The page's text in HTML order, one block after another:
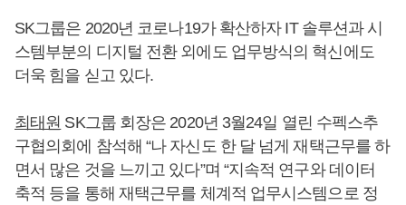
SK그룹은 2020년 코로나19가 확산하자 IT 솔루션과 시
스템부분의 디지털 전환 외에도 업무방식의 혁신에도
더욱 힘을 싣고 있다.
최태원 SK그룹 회장은 2020년 3월24일 열린 수펙스추
구협의회에 참석해 “나 자신도 한 달 넘게 재택근무를 하
면서 많은 것을 느끼고 있다”며 “지속적 연구와 데이터
축적 등을 통해 재택근무를 체계적 업무시스템으로 정